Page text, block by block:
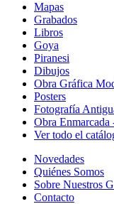
Mapas
Grabados
Libros
Goya
Piranesi
Dibujos
Obra Gráfica
Posters
Fotografía
Obra Enmarcada
Ver todo el
Novedades
Quiénes Somos
Sobre Nuestros
Contacto